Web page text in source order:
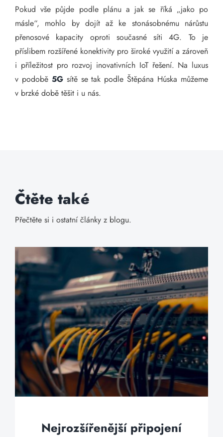
Pokud vše půjde podle plánu a jak se říká „jako po
másle“, mohlo by dojít až ke stonásobnému nárůstu
přenosové kapacity oproti současné síti 4G. To je
příslibem rozšířené konektivity pro široké využití a zároveň
i příležitost pro rozvoj inovativních IoT řešení. Na luxus
v podobě 5Gsítě se tak podle Štěpána Húska můžeme
v brzké době těšit i u nás.
Čtěte také
Přečtěte si i ostatní články z blogu.
Nejrozšířenější připojení